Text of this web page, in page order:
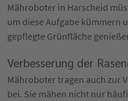
Mähroboter in Harscheid
um diese Aufgabe kümmern
gepflegte Grünfläche
Verbesserung der
Mähroboter tragen auch zur
bei. Sie mähen nicht nur